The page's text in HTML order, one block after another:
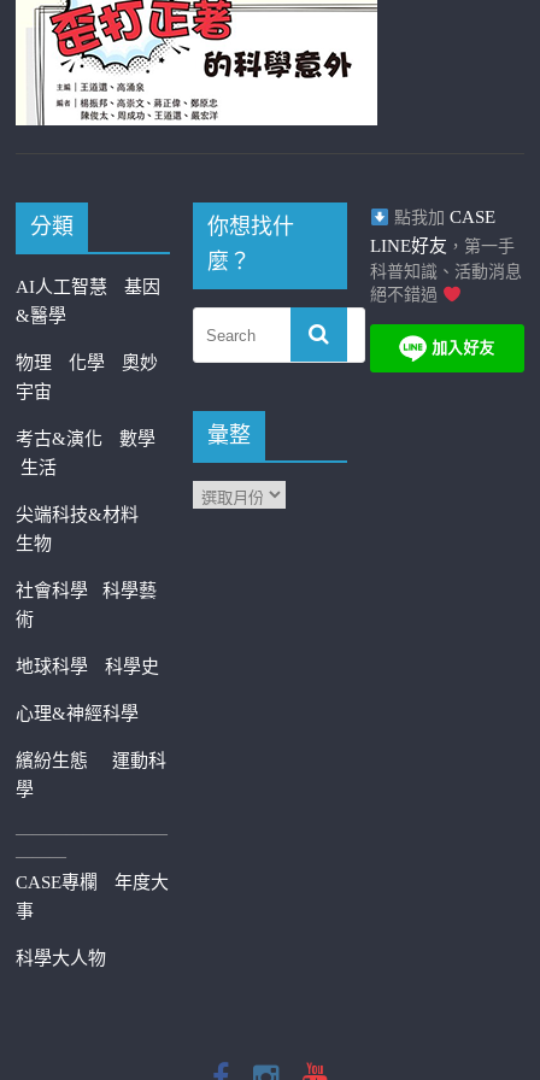
分類
AI人工智慧
基因
&醫學
物理 化學
奧妙
宇宙
考古&演化
數學
生活
尖端科技&材料
生物
社會科學科學藝
術
地球科學 科學史
心理&神經科學
繽紛生態運動科
學
—————————
———
CASE專欄
年度大
事
科學大人物
你想找什
麼？
彙整
點我加 CASE
LINE好友 ，第一手
科普知識、活動消息
絕不錯過